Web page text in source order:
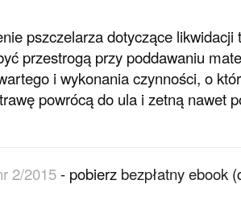
pszczelarza dotyczące
przestrogą przy poddawaniu
i wykonania czynności, o
powrócą do ula i zetną nawet
2/2015- pobierz bezpłatny ebook